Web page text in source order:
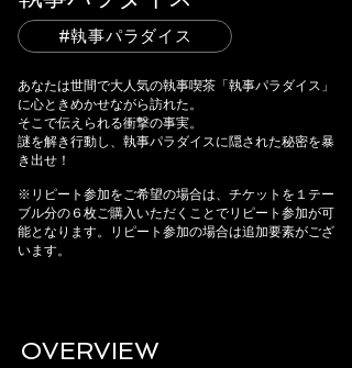
あなたは世間で大人気の執事喫茶「執事パラダイス」
に心ときめかせながら訪れた。
そこで伝えられる衝撃の事実。
謎を解き行動し、執事パラダイスに隠された秘密を暴
き出せ！
※リピート参加をご希望の場合は、チケットを１テー
ブル分の６枚ご購入いただくことでリピート参加が可
能となります。リピート参加の場合は追加要素がござ
います。
#執事パラダイス
OVERVIEW​